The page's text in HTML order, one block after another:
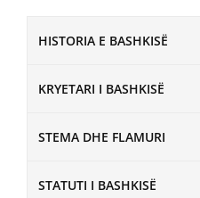
HISTORIA E BASHKISË
KRYETARI I BASHKISË
STEMA DHE FLAMURI
STATUTI I BASHKISË